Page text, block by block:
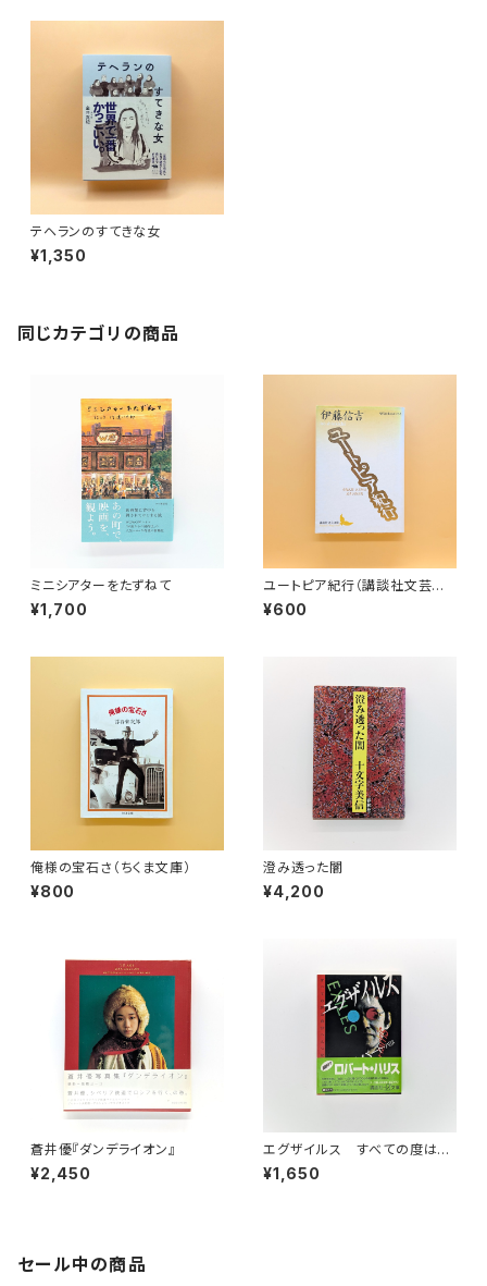
テヘランのすてきな女
¥1,350
同じカテゴリの商品
ミニシアターをたずねて
¥1,700
ユートピア紀行（講談社文芸文
庫）
¥600
俺様の宝石さ（ちくま文庫）
¥800
澄み透った闇
¥4,200
蒼井優『ダンデライオン』
¥2,450
エグザイルス すべての度は自
分へとつながっている（講談社
＋α文庫）
¥1,650
セール中の商品